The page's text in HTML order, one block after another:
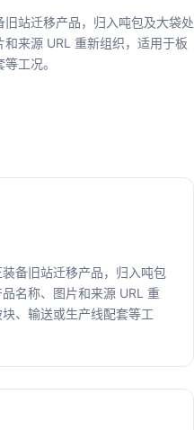
站迁移产品，归入吨包及大袋处
来源 URL 重新组织，适用于板
工况。
备旧站迁移产品，归入吨包
名称、图片和来源 URL 重
、输送或生产线配套等工